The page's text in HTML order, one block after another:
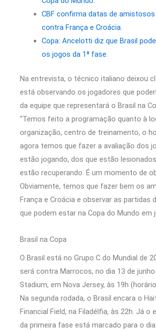
CBF confirma datas de
contra França e Croácia.
Copa: Ancelotti diz que Brasil
os jogos da 1ª fase.
Na entrevista, o técnico italiano deixou
está observando os jogadores que
da equipe que representará o Brasil na
“Temos feito a programação quanto à
organização, centro de treinamento, o
agora temos que fazer a avaliação dos
estão jogando, dos que estão
estão recuperando. É um momento de
Obviamente, temos que fazer bem os
França e Croácia e observar as partidas
que podem estar na Copa do Mundo em
Brasil na Copa
O Brasil está no Grupo C do Mundial de
será contra Marrocos, no dia 13 de
Stadium, em Nova Jersey, às 19h
Na segunda rodada, o Brasil encara o
Financial Field, na Filadélfia, às 22h. Já o
da primeira fase está marcado para o